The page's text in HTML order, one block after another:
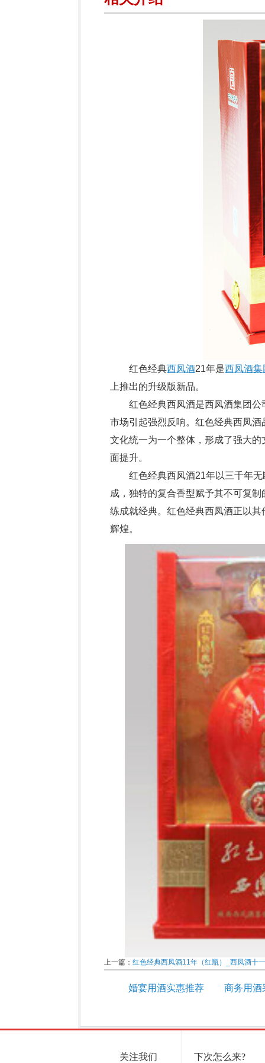
红色经典西凤酒21年是西凤酒集
上推出的升级版新品。
红色经典西凤酒是西凤酒集团公
市场引起强烈反响。红色经典西凤
文化统一为一个整体，形成了强大
面提升。
红色经典西凤酒21年以三千年无
成，独特的复合香型赋予其不可复
练成就经典。红色经典西凤酒正以
辉煌。
上一篇： 红色经典西凤酒11年（红瓶）_西凤酒十
婚宴用酒实惠推荐 商务用酒
关注我们 下次怎么来?